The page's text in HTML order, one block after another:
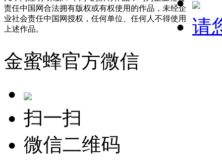
责任中国网合法拥有版权或有权使用的作品，未经企
业社会责任中国网授权，任何单位、任何人不得使用
上述作品。
请
金蜜蜂官方微信
扫一扫
微信二维码